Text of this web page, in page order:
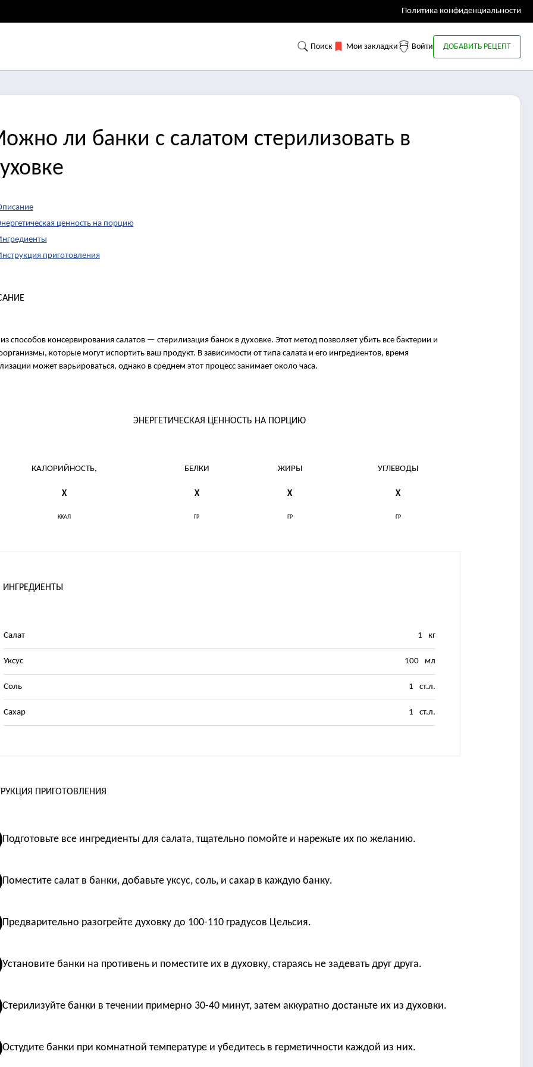
Политика конфиденциальности
Поиск Мои закладки Войти ДОБАВИТЬ РЕЦЕПТ
ли банки с салатом стерилизовать в
ценность на порцию
приготовления
способов консервирования салатов — стерилизация банок в духовке. Этот метод позволяет убить все бактерии и
которые могут испортить ваш продукт. В зависимости от типа салата и его ингредиентов, время
может варьироваться, однако в среднем этот процесс занимает около часа.
ЭНЕРГЕТИЧЕСКАЯ ЦЕННОСТЬ НА ПОРЦИЮ
КАЛОРИЙНОСТЬ, БЕЛКИ ЖИРЫ УГЛЕВОДЫ
X X X X
ККАЛ ГР ГР ГР
ИНГРЕДИЕНТЫ
Салат 1 кг
Уксус 100 мл
Соль 1 ст.л.
Сахар 1 ст.л.
ПРИГОТОВЛЕНИЯ
Подготовьте все ингредиенты для салата, тщательно помойте и нарежьте их по желанию.
Поместите салат в банки, добавьте уксус, соль, и сахар в каждую банку.
Предварительно разогрейте духовку до 100-110 градусов Цельсия.
Установите банки на противень и поместите их в духовку, стараясь не задевать друг друга.
Стерилизуйте банки в течении примерно 30-40 минут, затем аккуратно достаньте их из духовки.
Остудите банки при комнатной температуре и убедитесь в герметичности каждой из них.